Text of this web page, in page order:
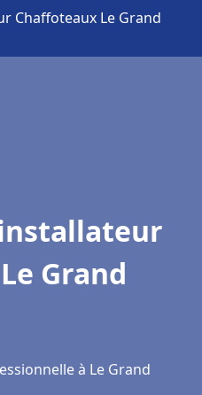
Chaffoteaux Le Grand
Grand
à Le Grand